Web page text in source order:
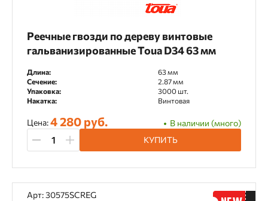
Реечные гвозди по дереву винтовые
гальванизированные Toua D34 63 мм
Длина:
63 мм
Сечение:
2.87 мм
Упаковка:
3000 шт.
Накатка:
Винтовая
Цена:4 280 руб.
В наличии (много)
КУПИТЬ
Арт: 30575SCREG